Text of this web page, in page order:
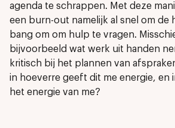
agenda te schrappen. Met deze
een burn-out namelijk al snel om de
bang om om hulp te vragen.
bijvoorbeeld wat werk uit handen
kritisch bij het plannen van
in hoeverre geeft dit me energie, en
het energie van me?